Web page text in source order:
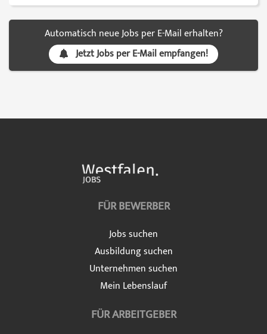
Automatisch neue Jobs per E-Mail erhalten?
Jetzt Jobs per E-Mail empfangen!
FÜR BEWERBER
Jobs suchen
Ausbildung suchen
Unternehmen suchen
Mein Lebenslauf
FÜR ARBEITGEBER